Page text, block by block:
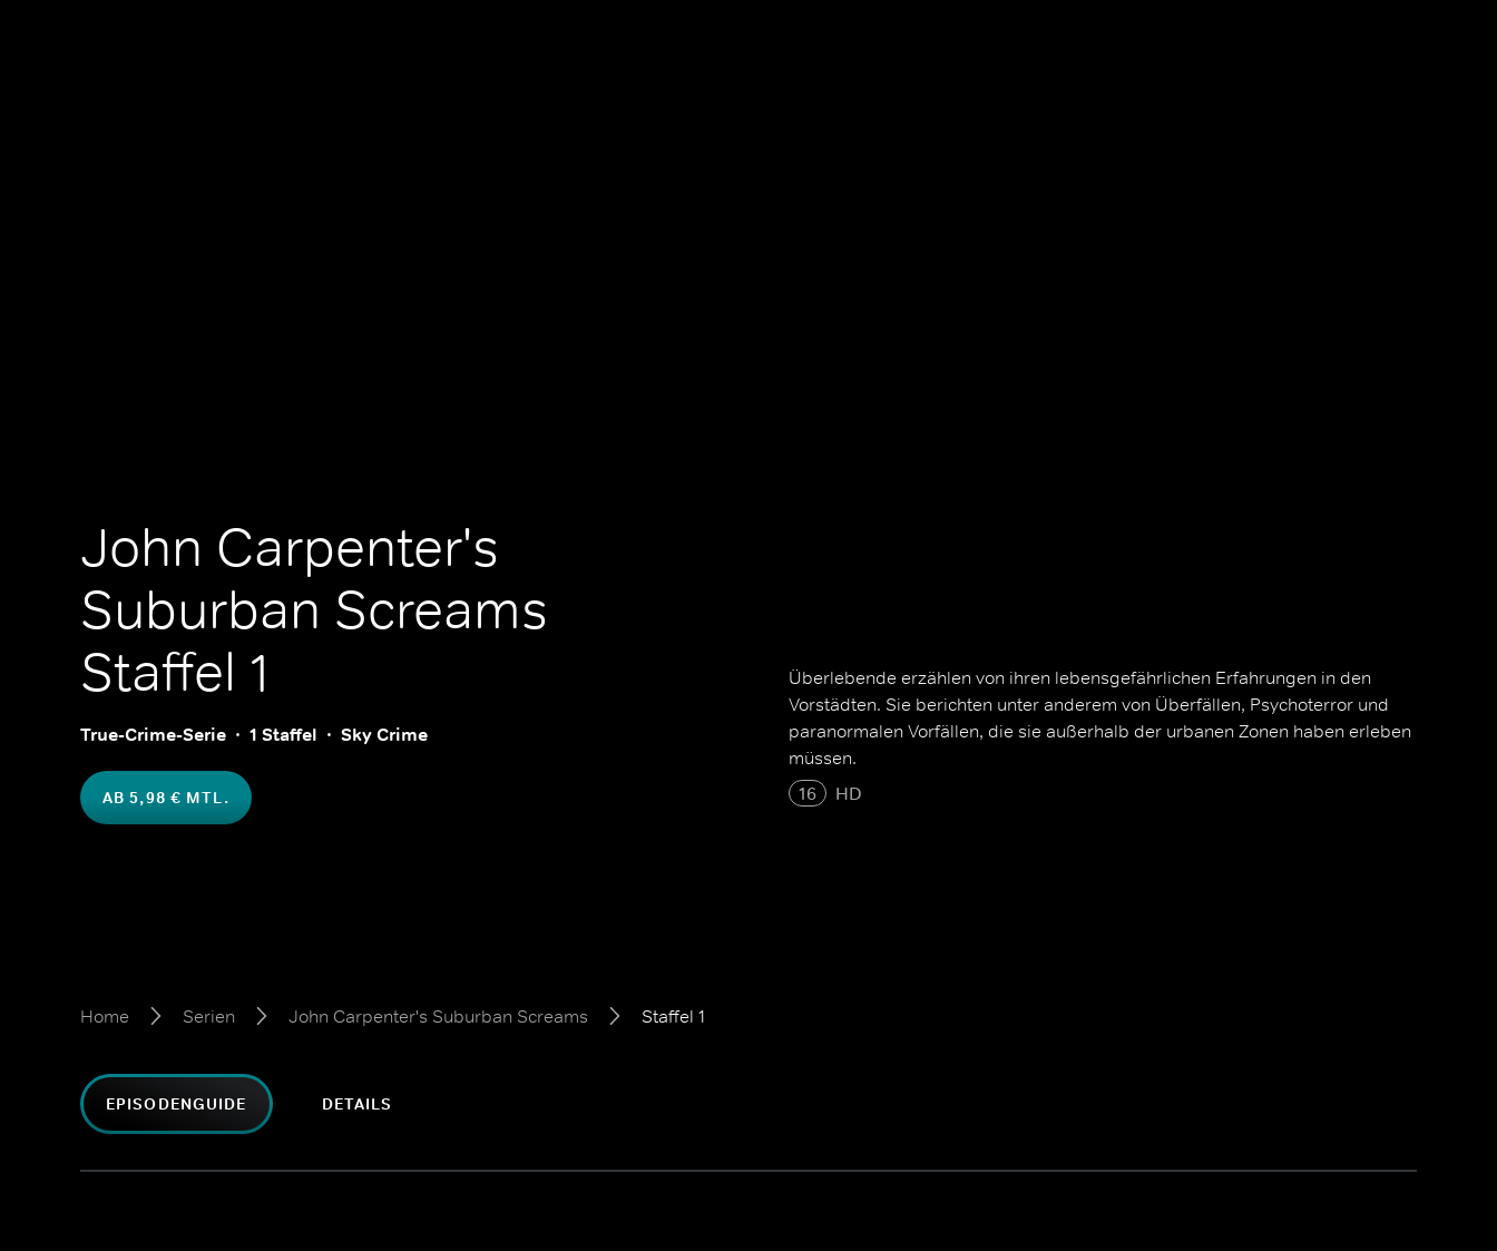
John Carpenter's
Suburban Screams
Staffel 1
True-Crime-Serie 1 Staffel Sky Crime
AB 5,98 € MTL.
Überlebende erzählen von ihren lebensgefährlichen Erfahrungen in den
Vorstädten. Sie berichten unter anderem von Überfällen, Psychoterror und
paranormalen Vorfällen, die sie außerhalb der urbanen Zonen haben erleben
müssen.
16
HD
Home Serien John Carpenter's Suburban Screams Staffel 1
EPISODENGUIDE DETAILS